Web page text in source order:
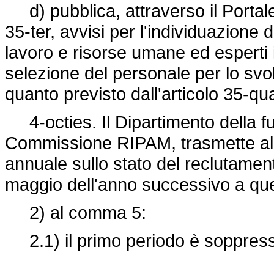
d) pubblica, attraverso il
35-ter, avvisi per l'individuazione
lavoro e risorse umane ed
selezione del personale per lo
quanto previsto dall'articolo 35-
4-octies. Il Dipartimento della
Commissione RIPAM, trasmette
annuale sullo stato del
maggio dell'anno successivo a
2) al comma 5:
2.1) il primo periodo è